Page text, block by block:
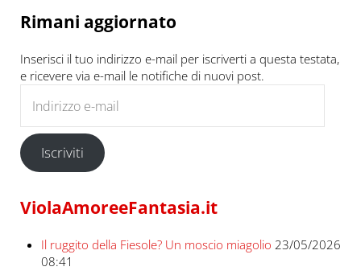
Rimani aggiornato
Inserisci il tuo indirizzo e-mail per iscriverti a questa testata,
e ricevere via e-mail le notifiche di nuovi post.
Iscriviti
ViolaAmoreeFantasia.it
Il ruggito della Fiesole? Un moscio miagolio 23/05/2026
08:41